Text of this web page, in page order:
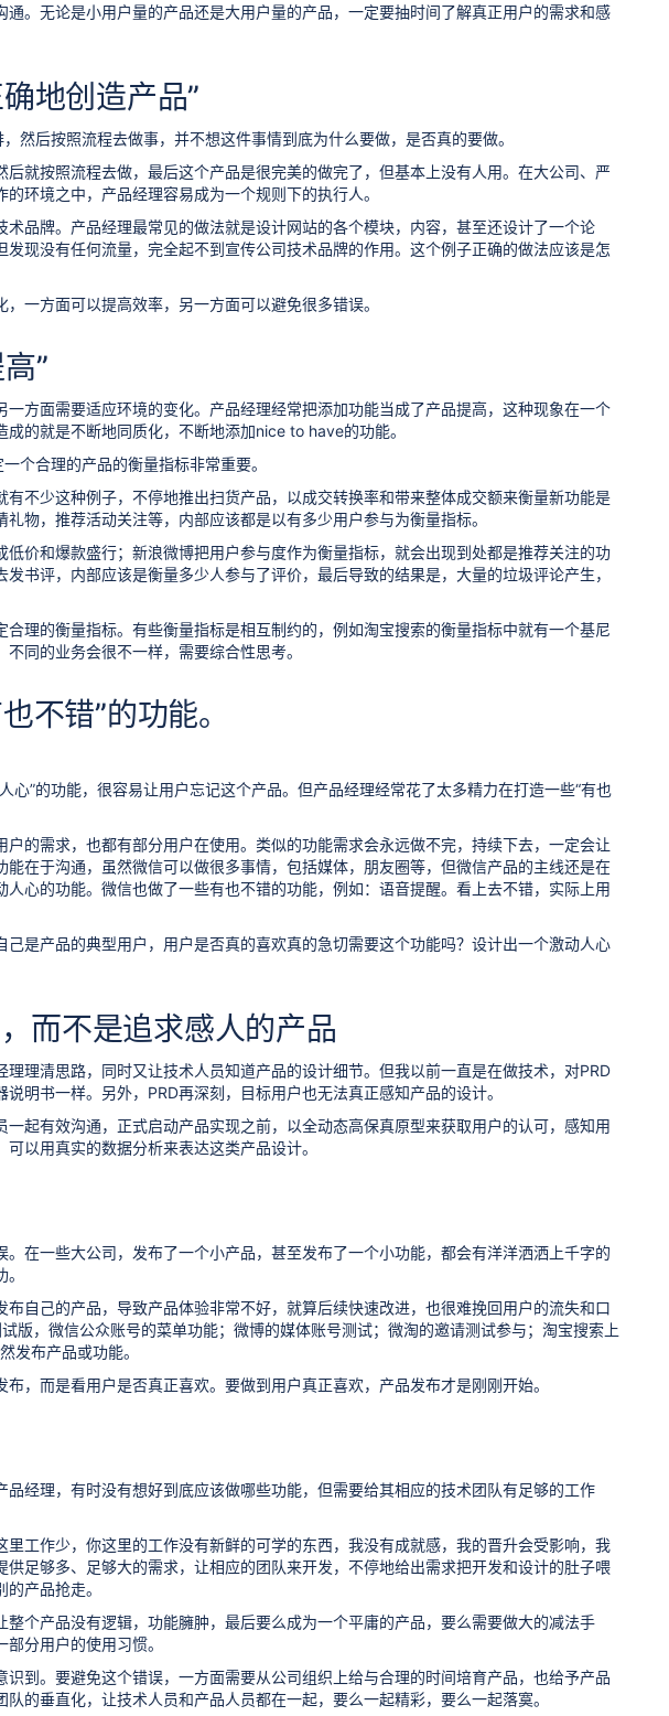
。无论是小用户量的产品还是大用户量的产品，一定要抽时间了解真正用户的需求和感
地创造产品”
然后按照流程去做事，并不想这件事情到底为什么要做，是否真的要做。
就按照流程去做，最后这个产品是很完美的做完了，但基本上没有人用。在大公司、严
环境之中，产品经理容易成为一个规则下的执行人。
品牌。产品经理最常见的做法就是设计网站的各个模块，内容，甚至还设计了一个论
现没有任何流量，完全起不到宣传公司技术品牌的作用。这个例子正确的做法应该是怎
一方面可以提高效率，另一方面可以避免很多错误。
”
方面需要适应环境的变化。产品经理经常把添加功能当成了产品提高，这种现象在一个
的就是不断地同质化，不断地添加nice to have的功能。
个合理的产品的衡量指标非常重要。
不少这种例子，不停地推出扫货产品，以成交转换率和带来整体成交额来衡量新功能是
物，推荐活动关注等，内部应该都是以有多少用户参与为衡量指标。
价和爆款盛行；新浪微博把用户参与度作为衡量指标，就会出现到处都是推荐关注的功
书评，内部应该是衡量多少人参与了评价，最后导致的结果是，大量的垃圾评论产生，
理的衡量指标。有些衡量指标是相互制约的，例如淘宝搜索的衡量指标中就有一个基尼
同的业务会很不一样，需要综合性思考。
不错”的功能。
”的功能，很容易让用户忘记这个产品。但产品经理经常花了太多精力在打造一些“有也
的需求，也都有部分用户在使用。类似的功能需求会永远做不完，持续下去，一定会让
在于沟通，虽然微信可以做很多事情，包括媒体，朋友圈等，但微信产品的主线还是在
心的功能。微信也做了一些有也不错的功能，例如：语音提醒。看上去不错，实际上用
是产品的典型用户，用户是否真的喜欢真的急切需要这个功能吗？设计出一个激动人心
而不是追求感人的产品
理清思路，同时又让技术人员知道产品的设计细节。但我以前一直是在做技术，对PRD
明书一样。另外，PRD再深刻，目标用户也无法真正感知产品的设计。
起有效沟通，正式启动产品实现之前，以全动态高保真原型来获取用户的认可，感知用
以用真实的数据分析来表达这类产品设计。
在一些大公司，发布了一个小产品，甚至发布了一个小功能，都会有洋洋洒洒上千字的
自己的产品，导致产品体验非常不好，就算后续快速改进，也很难挽回用户的流失和口
版，微信公众账号的菜单功能；微博的媒体账号测试；微淘的邀请测试参与；淘宝搜索上
发布产品或功能。
，而是看用户是否真正喜欢。要做到用户真正喜欢，产品发布才是刚刚开始。
经理，有时没有想好到底应该做哪些功能，但需要给其相应的技术团队有足够的工作
工作少，你这里的工作没有新鲜的可学的东西，我没有成就感，我的晋升会受影响，我
足够多、足够大的需求，让相应的团队来开发，不停地给出需求把开发和设计的肚子喂
产品抢走。
个产品没有逻辑，功能臃肿，最后要么成为一个平庸的产品，要么需要做大的减法手
分用户的使用习惯。
到。要避免这个错误，一方面需要从公司组织上给与合理的时间培育产品，也给予产品
的垂直化，让技术人员和产品人员都在一起，要么一起精彩，要么一起落寞。